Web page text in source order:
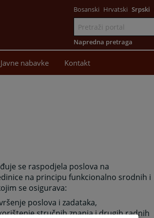
Bosanski Hrvatski Srpski
Napredna pretraga
Javne nabavke Kontakt
se raspodjela poslova na
na principu funkcionalno srodnih i
se osigurava:
poslova i zadataka,
stručnih znanja i drugih radnih